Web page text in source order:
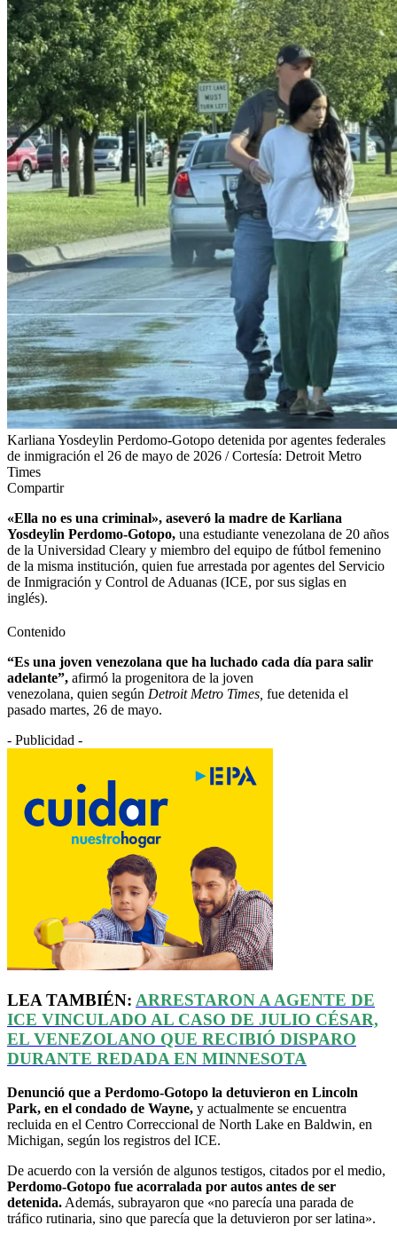
Karliana Yosdeylin Perdomo-Gotopo detenida por agentes federales
de inmigración el 26 de mayo de 2026 / Cortesía: Detroit Metro
Times
Compartir
«Ella no es una criminal», aseveró la madre de Karliana
Yosdeylin Perdomo-Gotopo, una estudiante venezolana de 20 años
de la Universidad Cleary y miembro del equipo de fútbol femenino
de la misma institución, quien fue arrestada por agentes del Servicio
de Inmigración y Control de Aduanas (ICE, por sus siglas en
inglés).
Contenido
“Es una joven venezolana que ha luchado cada día para salir
adelante”, afirmó la progenitora de la joven
venezolana, quien según Detroit Metro Times, fue detenida el
pasado martes, 26 de mayo.
- Publicidad -
LEA TAMBIÉN: ARRESTARON A AGENTE DE
ICE VINCULADO AL CASO DE JULIO CÉSAR,
EL VENEZOLANO QUE RECIBIÓ DISPARO
DURANTE REDADA EN MINNESOTA
Denunció que a Perdomo-Gotopo la detuvieron en Lincoln
Park, en el condado de Wayne, y actualmente se encuentra
recluida en el Centro Correccional de North Lake en Baldwin, en
Michigan, según los registros del ICE.
De acuerdo con la versión de algunos testigos, citados por el medio,
Perdomo-Gotopo fue acorralada por autos antes de ser
detenida. Además, subrayaron que «no parecía una parada de
tráfico rutinaria, sino que parecía que la detuvieron por ser latina».